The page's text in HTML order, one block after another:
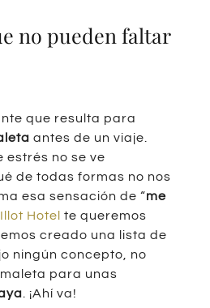
no pueden faltar
que resulta para
antes de un viaje.
estrés no se ve
de todas formas no nos
esa sensación de “me
Hotel te queremos
creado una lista de
ningún concepto, no
para unas
. ¡Ahí va!